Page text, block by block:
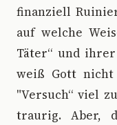
finanziell
auf welche
Täter“ und
weiß Gott
"Versuch“ viel
traurig. Aber,